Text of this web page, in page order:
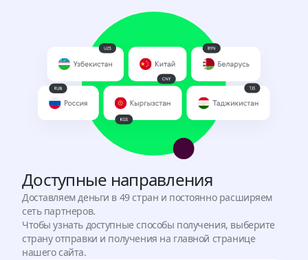
Доступные направления
Доставляем деньги в 49 стран и постоянно расширяем
сеть партнеров.
Чтобы узнать доступные способы получения, выберите
страну отправки и получения на главной странице
нашего сайта.